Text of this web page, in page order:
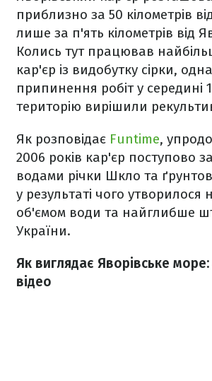
приблизно за 50 кілометрів
лише за п'ять кілометрів від
Колись тут працював
кар'єр із видобутку сірки,
припинення робіт у середині
територію вирішили
Як розповідає Funtime,
2006 років кар'єр поступово
водами річки Шкло та
у результаті чого утворилося
об'ємом води та найглибше
України.
Як виглядає Яворівське
відео